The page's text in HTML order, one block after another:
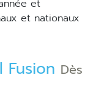
et
et nationaux
Fusion Dès